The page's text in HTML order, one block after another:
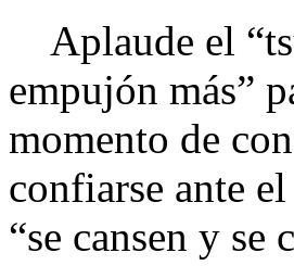
Aplaude el
empujón más”
momento de
confiarse ante
“se cansen y